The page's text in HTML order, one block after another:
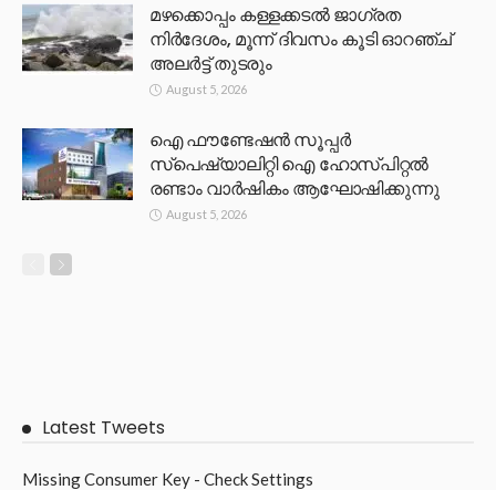
മഴക്കൊപ്പം കള്ളക്കടൽ ജാഗ്രത
നിർദേശം, മൂന്ന് ദിവസം കൂടി ഓറഞ്ച്
അലർട്ട് തുടരും
August 5, 2026
ഐ ഫൗണ്ടേഷൻ സൂപ്പർ
സ്പെഷ്യാലിറ്റി ഐ ഹോസ്പിറ്റൽ
രണ്ടാം വാർഷികം ആഘോഷിക്കുന്നു
August 5, 2026
Latest Tweets
Missing Consumer Key - Check Settings